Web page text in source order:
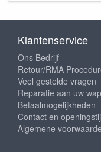
Klantenservice
Ons Bedrijf
Retour/RMA
Veel gestelde vragen
Reparatie aan uw
Betaalmogelijkheden
Contact en
Algemene